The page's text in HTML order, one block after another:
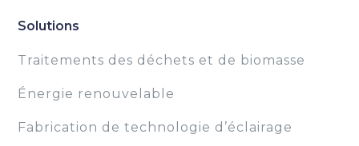
Solutions
Traitements des déchets et de biomasse
Énergie renouvelable
Fabrication de technologie d’éclairage